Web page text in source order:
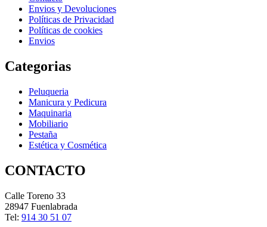
Envios y Devoluciones
Políticas de Privacidad
Políticas de cookies
Envios
Categorias
Peluqueria
Manicura y Pedicura
Maquinaria
Mobiliario
Pestaña
Estética y Cosmética
CONTACTO
Calle Toreno 33
28947 Fuenlabrada
Tel: 914 30 51 07